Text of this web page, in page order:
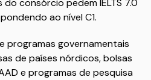
do consórcio pedem IELTS 7.0
ao nível C1.
programas governamentais
de países nórdicos, bolsas
e programas de pesquisa